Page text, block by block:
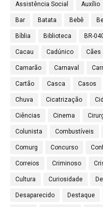
Assistência Social Auxílio
Bar Batata Bebê
Bíblia Biblioteca BR-
Cacau Cadúnico Cães
Camarão Carnaval
Cartão Casca Casos
Chuva Cicatrização
Ciências Cinema
Colunista Combustíveis
Comurg Concurso
Correios Criminoso
Cultura Curiosidade
Desaparecido Destaque